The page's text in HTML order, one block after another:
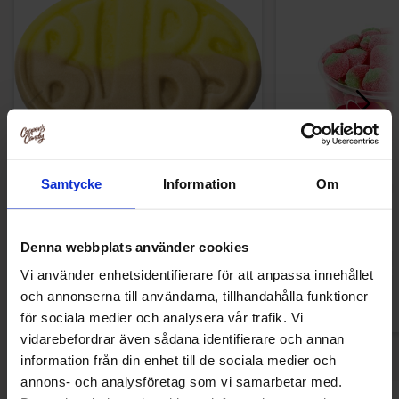
Samtycke Information Om
Denna webbplats använder cookies
Vi använder enhetsidentifierare för att anpassa innehållet
och annonserna till användarna, tillhandahålla funktioner
för sociala medier och analysera vår trafik. Vi
vidarebefordrar även sådana identifierare och annan
information från din enhet till de sociala medier och
annons- och analysföretag som vi samarbetar med.
Bubs Soikeat Banaani 2,8kg
Osta
Red Band